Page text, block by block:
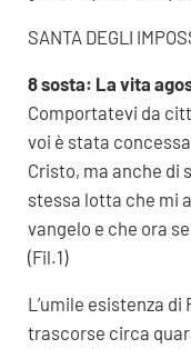
SANTA DEGLI
8 sosta: La vita
Comportatevi da
voi è stata
Cristo, ma anche di
stessa lotta che mi
vangelo e che ora
(Fil.1)
L’umile esistenza
trascorse circa